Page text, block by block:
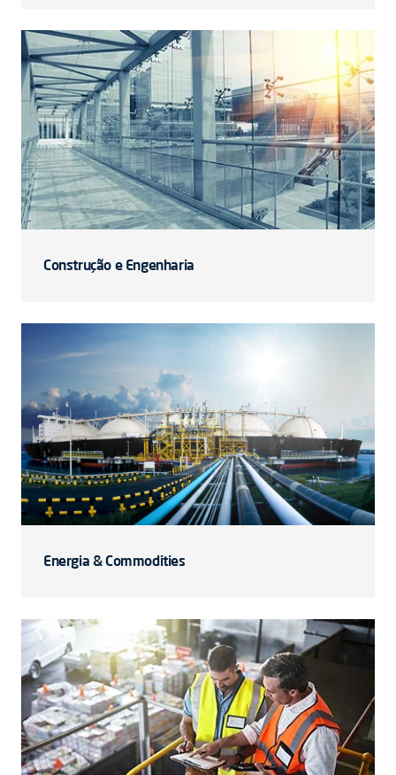
Construção e Engenharia
Energia & Commodities